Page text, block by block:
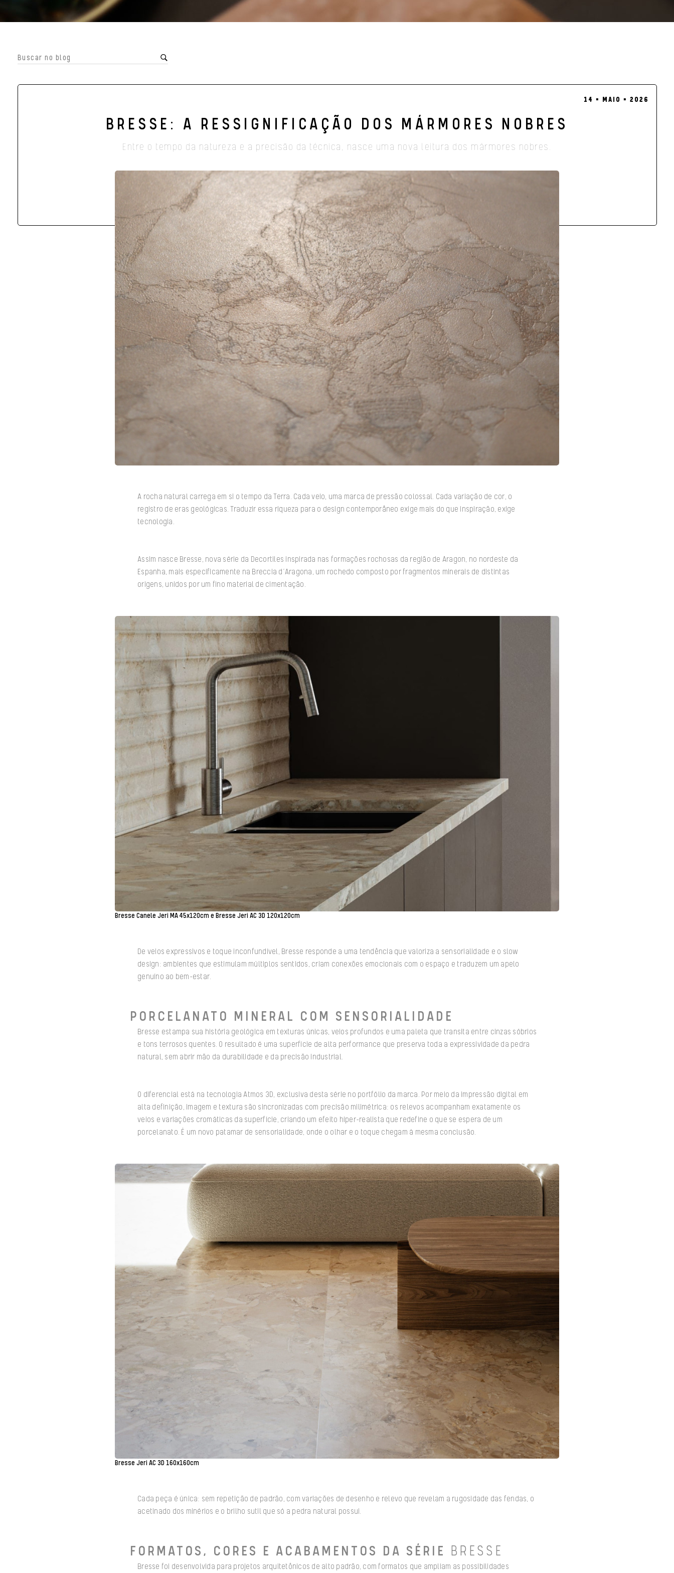
14 ▪ MAIO ▪ 2026
BRESSE: A RESSIGNIFICAÇÃO DOS MÁRMORES NOBRES
Entre o tempo da natureza e a precisão da técnica, nasce uma nova leitura dos mármores nobres.
A rocha natural carrega em si o tempo da Terra. Cada veio, uma marca de pressão colossal. Cada variação de cor, o
registro de eras geológicas. Traduzir essa riqueza para o design contemporâneo exige mais do que inspiração, exige
tecnologia.
Assim nasce Bresse, nova série da Decortiles inspirada nas formações rochosas da região de Aragon, no nordeste da
Espanha, mais especificamente na Breccia d’Aragona, um rochedo composto por fragmentos minerais de distintas
origens, unidos por um fino material de cimentação.
Bresse Canele Jeri MA 45x120cm e Bresse Jeri AC 3D 120x120cm
De veios expressivos e toque inconfundível, Bresse responde a uma tendência que valoriza a sensorialidade e o slow
design: ambientes que estimulam múltiplos sentidos, criam conexões emocionais com o espaço e traduzem um apelo
genuíno ao bem-estar.
PORCELANATO MINERAL COM SENSORIALIDADE
Bresse estampa sua história geológica em texturas únicas, veios profundos e uma paleta que transita entre cinzas sóbrios
e tons terrosos quentes. O resultado é uma superfície de alta performance que preserva toda a expressividade da pedra
natural, sem abrir mão da durabilidade e da precisão industrial.
O diferencial está na tecnologia Atmos 3D, exclusiva desta série no portfólio da marca. Por meio da impressão digital em
alta definição, imagem e textura são sincronizadas com precisão milimétrica: os relevos acompanham exatamente os
veios e variações cromáticas da superfície, criando um efeito hiper-realista que redefine o que se espera de um
porcelanato. É um novo patamar de sensorialidade, onde o olhar e o toque chegam à mesma conclusão.
Bresse Jeri AC 3D 160x160cm
Cada peça é única: sem repetição de padrão, com variações de desenho e relevo que revelam a rugosidade das fendas, o
acetinado dos minérios e o brilho sutil que só a pedra natural possui.
FORMATOS, CORES E ACABAMENTOS DA SÉRIE BRESSE
Bresse foi desenvolvida para projetos arquitetônicos de alto padrão, com formatos que ampliam as possibilidades